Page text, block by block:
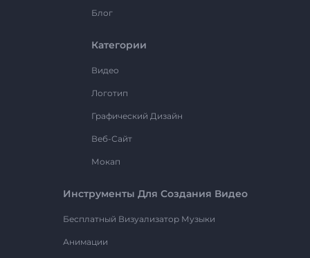
Блог
Категории
Видео
Логотип
Графический Дизайн
Веб-Сайт
Мокап
Инструменты Для Создания Видео
Бесплатный Визуализатор Музыки
Анимации